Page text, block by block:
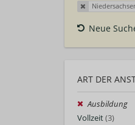
Neue
ART DER
Ausbildung
Vollzeit(3)